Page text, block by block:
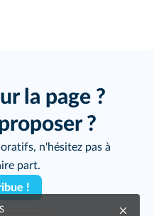
la page ?
?
n'hésitez pas à
part.
!